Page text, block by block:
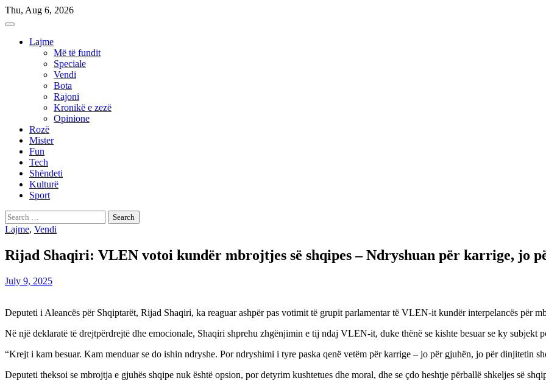
Skip
to
Thu, Aug 6, 2026
Lajme
Më të fundit
Speciale
Vendi
Bota
Rajoni
Kronikë e zezë
Opinione
Rozë
Mister
Fun
Tech
Shëndeti
Kulturë
Sport
Search
for:
Lajme, Vendi
Rijad Shaqiri: VLEN votoi kundër mbrojtjes së shqipes – Ndryshuan për karrige, jo
July 9, 2025
Deputeti i Aleancës për Shqiptarët, Rijad Shaqiri, ka reaguar ashpër pas votimit të grupit parlamentar të VLEN-it kundër interpelancës për
Në një deklaratë të drejtpërdrejtë dhe emocionale, Shaqiri shprehu zhgënjimin e tij ndaj VLEN-it, duke thënë se kishte besuar se ky subjekt
“Krejt i kam besuar. Kam menduar se do ishin ndryshe. Por ndryshimi i tyre paska qenë vetëm për karrige – jo për gjuhën, jo për dinjitetin
Deputeti theksoi se mbrojtja e gjuhës shqipe nuk është opsion, por detyrim kushtetues dhe moral, dhe se çdo heshtje përballë shkeljes së